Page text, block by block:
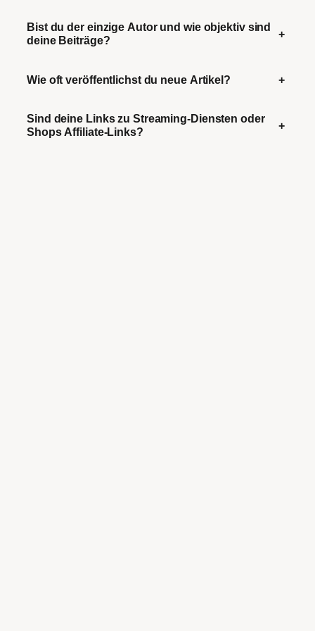
Bist du der einzige Autor und wie objektiv sind
deine Beiträge?
+
Wie oft veröffentlichst du neue Artikel? +
Sind deine Links zu Streaming-Diensten oder
Shops Affiliate-Links?
+